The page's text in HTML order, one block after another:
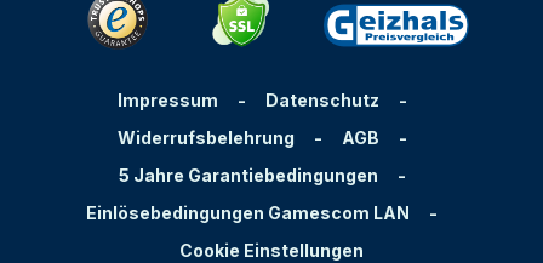
Impressum - Datenschutz
-
Widerrufsbelehrung
- AGB
-
5 Jahre Garantiebedingungen
-
Einlösebedingungen Gamescom LAN
-
Cookie Einstellungen